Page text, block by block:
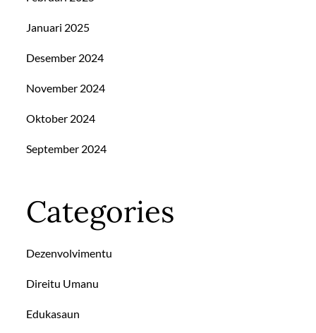
Januari 2025
Desember 2024
November 2024
Oktober 2024
September 2024
Categories
Dezenvolvimentu
Direitu Umanu
Edukasaun